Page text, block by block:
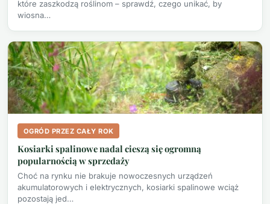
które zaszkodzą roślinom – sprawdź, czego unikać, by
wiosna…
OGRÓD PRZEZ CAŁY ROK
Kosiarki spalinowe nadal cieszą się ogromną
popularnością w sprzedaży
Choć na rynku nie brakuje nowoczesnych urządzeń
akumulatorowych i elektrycznych, kosiarki spalinowe wciąż
pozostają jed…